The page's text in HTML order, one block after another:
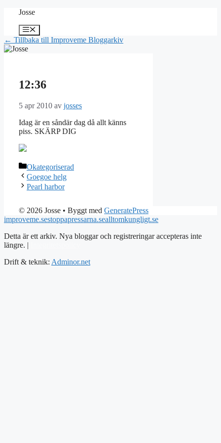
Hoppa
innehåll
Josse
Meny
← Tillbaka till Improveme Bloggarkiv
12:36
5 apr 2010 av josses
Idag är en såndär dag då allt känns
piss. SKÄRP DIG
Kategorier
Okategoriserad
Goegoe helg
Pearl harbor
© 2026 Josse • Byggt med GeneratePress
improveme.sestoppapressarna.sealltomkungligt.se
Detta är ett arkiv. Nya bloggar och registreringar accepteras inte
längre. |
Drift & teknik: Adminor.net